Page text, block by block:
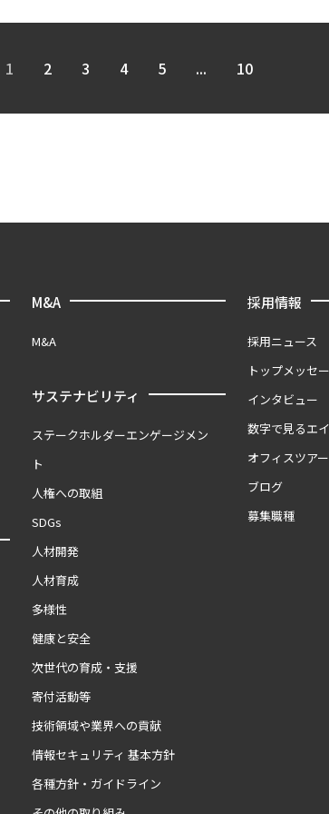
1 2 3 4 5 ... 10
M&A
M&A
サステナビリティ
ステークホルダーエンゲージメン
ト
人権への取組
SDGs
人材開発
人材育成
多様性
健康と安全
次世代の育成・支援
寄付活動等
技術領域や業界への貢献
情報セキュリティ 基本方針
各種方針・ガイドライン
採用情報
採用ニュース
トップメッセ
インタビュー
数字で見るエ
オフィスツアー
ブログ
募集職種